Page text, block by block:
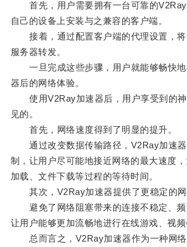
首先，用户需要拥有一台可靠的V2Ray
自己的设备上安装与之兼容的客户端。
接着，通过配置客户端的代理设置，将
服务器转发。
一旦完成这些步骤，用户就能够畅快地
器后的网络体验。
使用V2Ray加速器后，用户享受到的神
见的。
首先，网络速度得到了明显的提升。
通过改变数据传输路径，V2Ray加速器
制，让用户尽可能地接近网络的最大速度
加载、文件下载等过程的等待时间。
其次，V2Ray加速器提供了更稳定的网
避免了网络阻塞带来的连接不稳定、频
让用户能够更加流畅地进行在线游戏、视频
总而言之，V2Ray加速器作为一种网络